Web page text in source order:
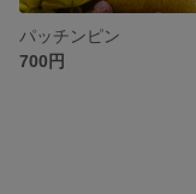
パッチンピン
700円